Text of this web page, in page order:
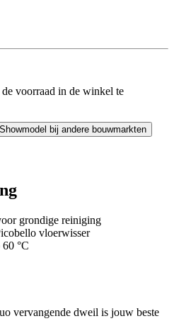
voorraad in de winkel te
Showmodel bij andere bouwmarkten
grondige reiniging
vloerwisser
°C
vervangende dweil is jouw beste